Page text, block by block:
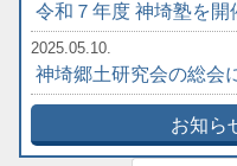
令和７年度 神埼塾を開
2025.05.10.
神埼郷土研究会の総会
お知ら